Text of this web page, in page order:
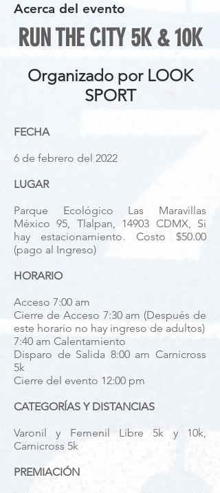
Acerca del evento
RUN THE CITY 5K & 10K
Organizado por LOOK
SPORT
FECHA
6 de febrero del 2022
LUGAR
Parque Ecológico Las Maravillas
México 95, Tlalpan, 14903 CDMX, Si
hay estacionamiento. Costo $50.00
(pago al Ingreso)
HORARIO
Acceso 7:00 am
Cierre de Acceso 7:30 am (Después de
este horario no hay ingreso de adultos)
7:40 am Calentamiento
Disparo de Salida 8:00 am Carnicross
5k
Cierre del evento 12:00 pm
CATEGORÍAS Y DISTANCIAS
Varonil y Femenil Libre 5k y 10k,
Carnicross 5k
PREMIACIÓN